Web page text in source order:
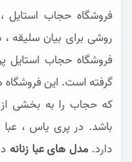
فروشگاه حجاب
روشی برای بیان
فروشگاه حجاب
گرفته است. این فروشگاه
که حجاب را به بخشی
باشد. در پری یاس ،
دارد. مدل های عبا زنانه